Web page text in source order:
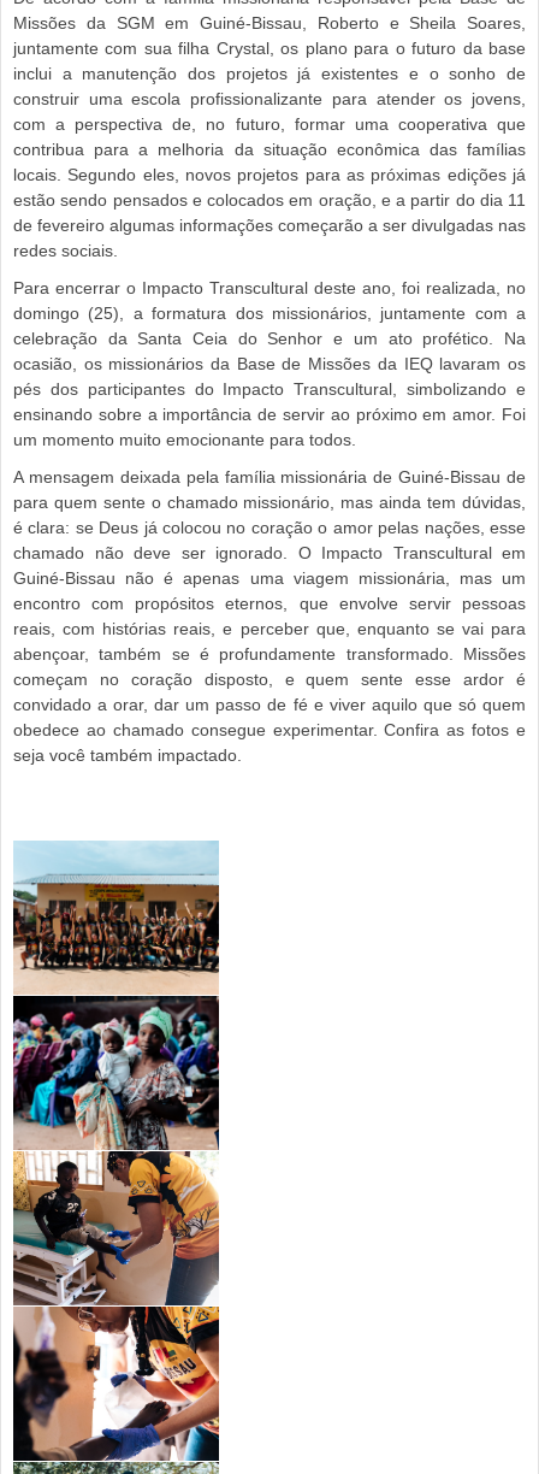
Missões da SGM em Guiné-Bissau, Roberto e Sheila Soares,
juntamente com sua filha Crystal, os plano para o futuro da base
inclui a manutenção dos projetos já existentes e o sonho de
construir uma escola profissionalizante para atender os jovens,
com a perspectiva de, no futuro, formar uma cooperativa que
contribua para a melhoria da situação econômica das famílias
locais. Segundo eles, novos projetos para as próximas edições já
estão sendo pensados e colocados em oração, e a partir do dia 11
de fevereiro algumas informações começarão a ser divulgadas nas
redes sociais.
Para encerrar o Impacto Transcultural deste ano, foi realizada, no
domingo (25), a formatura dos missionários, juntamente com a
celebração da Santa Ceia do Senhor e um ato profético. Na
ocasião, os missionários da Base de Missões da IEQ lavaram os
pés dos participantes do Impacto Transcultural, simbolizando e
ensinando sobre a importância de servir ao próximo em amor. Foi
um momento muito emocionante para todos.
A mensagem deixada pela família missionária de Guiné-Bissau de
para quem sente o chamado missionário, mas ainda tem dúvidas,
é clara: se Deus já colocou no coração o amor pelas nações, esse
chamado não deve ser ignorado. O Impacto Transcultural em
Guiné-Bissau não é apenas uma viagem missionária, mas um
encontro com propósitos eternos, que envolve servir pessoas
reais, com histórias reais, e perceber que, enquanto se vai para
abençoar, também se é profundamente transformado. Missões
começam no coração disposto, e quem sente esse ardor é
convidado a orar, dar um passo de fé e viver aquilo que só quem
obedece ao chamado consegue experimentar. Confira as fotos e
seja você também impactado.